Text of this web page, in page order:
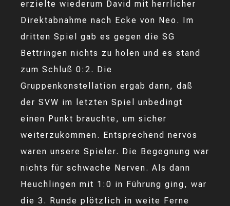
erzielte wiederum David mit herrlicher
Direktabnahme nach Ecke von Neo. Im
dritten Spiel gab es gegen die SG
Bettringen nichts zu holen und es stand
zum Schluß 0:2. Die
Gruppenkonstellation ergab dann, daß
der SVW im letzten Spiel unbedingt
einen Punkt brauchte, um sicher
weiterzukommen. Entsprechend nervös
waren unsere Spieler. Die Begegnung war
nichts für schwache Nerven. Als dann
Heuchlingen mit 1:0 in Führung ging, war
die 3. Runde plötzlich in weite Ferne